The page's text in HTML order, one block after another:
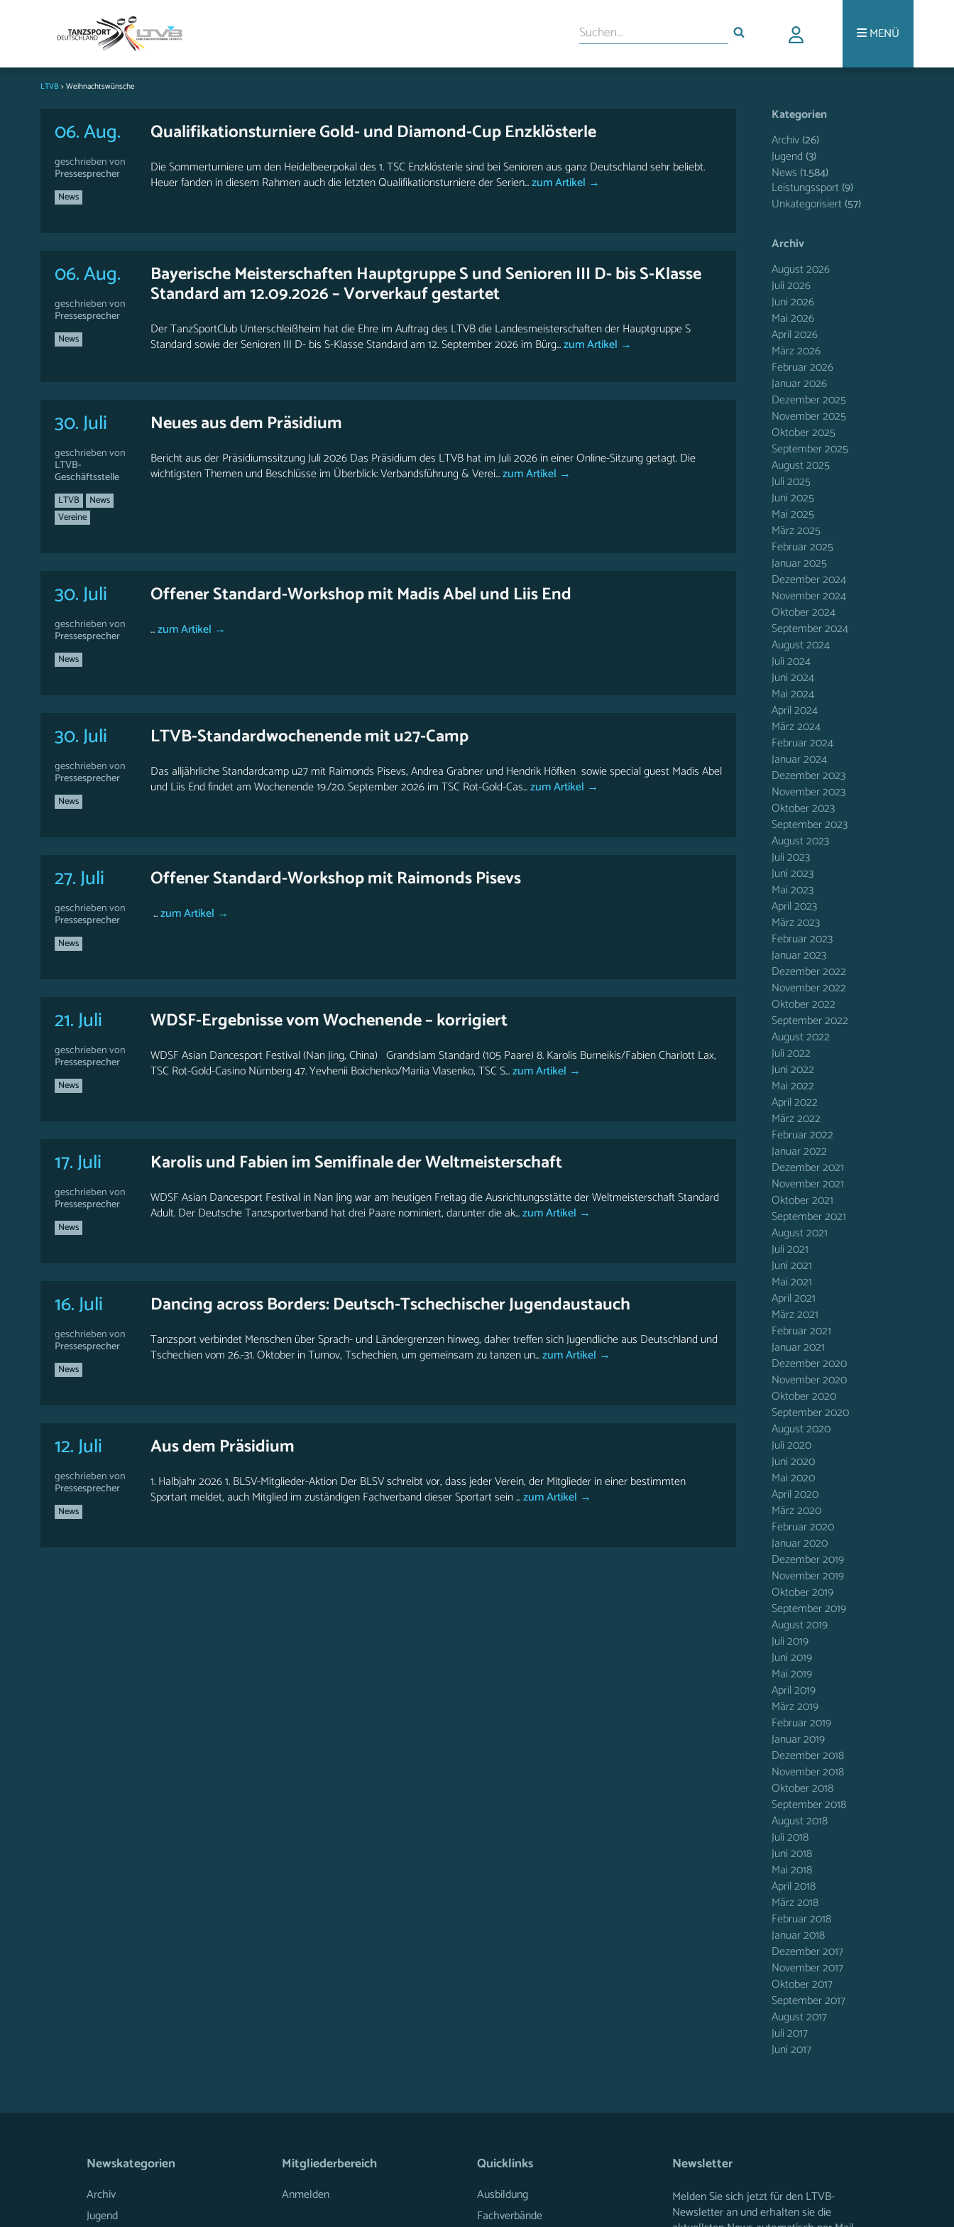
MENÜ
LTVB>Weihnachtswünsche
06. Aug.
geschrieben von
Pressesprecher
News
Qualifikationsturniere Gold- und Diamond-Cup Enzklösterle
Die Sommerturniere um den Heidelbeerpokal des 1. TSC Enzklösterle sind bei Senioren aus ganz Deutschland sehr beliebt.
Heuer fanden in diesem Rahmen auch die letzten Qualifikationsturniere der Serien...zum Artikel →
06. Aug.
geschrieben von
Pressesprecher
News
Bayerische Meisterschaften Hauptgruppe S und Senioren III D- bis S-Klasse
Standard am 12.09.2026 – Vorverkauf gestartet
Der TanzSportClub Unterschleißheim hat die Ehre im Auftrag des LTVB die Landesmeisterschaften der Hauptgruppe S
Standard sowie der Senioren III D- bis S-Klasse Standard am 12. September 2026 im Bürg...zum Artikel →
30. Juli
geschrieben von
LTVB-
Geschäftsstelle
LTVB
News
Vereine
Neues aus dem Präsidium
Bericht aus der Präsidiumssitzung Juli 2026 Das Präsidium des LTVB hat im Juli 2026 in einer Online-Sitzung getagt. Die
wichtigsten Themen und Beschlüsse im Überblick: Verbandsführung & Verei...zum Artikel →
30. Juli
geschrieben von
Pressesprecher
News
Offener Standard-Workshop mit Madis Abel und Liis End
...zum Artikel →
30. Juli
geschrieben von
Pressesprecher
News
LTVB-Standardwochenende mit u27-Camp
Das alljährliche Standardcamp u27 mit Raimonds Pisevs, Andrea Grabner und Hendrik Höfken sowie special guest Madis Abel
und Liis End findet am Wochenende 19./20. September 2026 im TSC Rot-Gold-Cas...zum Artikel →
27. Juli
geschrieben von
Pressesprecher
News
Offener Standard-Workshop mit Raimonds Pisevs
...zum Artikel →
21. Juli
geschrieben von
Pressesprecher
News
WDSF-Ergebnisse vom Wochenende – korrigiert
WDSF Asian Dancesport Festival (Nan Jing, China) Grandslam Standard (105 Paare) 8. Karolis Burneikis/Fabien Charlott Lax,
TSC Rot-Gold-Casino Nürnberg 47. Yevhenii Boichenko/Mariia Vlasenko, TSC S...zum Artikel →
17. Juli
geschrieben von
Pressesprecher
News
Karolis und Fabien im Semifinale der Weltmeisterschaft
WDSF Asian Dancesport Festival in Nan Jing war am heutigen Freitag die Ausrichtungsstätte der Weltmeisterschaft Standard
Adult. Der Deutsche Tanzsportverband hat drei Paare nominiert, darunter die ak...zum Artikel →
16. Juli
geschrieben von
Pressesprecher
News
Dancing across Borders: Deutsch-Tschechischer Jugendaustauch
Tanzsport verbindet Menschen über Sprach- und Ländergrenzen hinweg, daher treffen sich Jugendliche aus Deutschland und
Tschechien vom 26.-31. Oktober in Turnov, Tschechien, um gemeinsam zu tanzen un...zum Artikel →
12. Juli
geschrieben von
Pressesprecher
News
Aus dem Präsidium
1. Halbjahr 2026 1. BLSV-Mitglieder-Aktion Der BLSV schreibt vor, dass jeder Verein, der Mitglieder in einer bestimmten
Sportart meldet, auch Mitglied im zuständigen Fachverband dieser Sportart sein ...zum Artikel →
Kategorien
Archiv(26)
Jugend (3)
News (1.584)
Leistungssport(9)
Unkategorisiert(57)
Archiv
August 2026
Juli 2026
Juni 2026
Mai 2026
April 2026
März 2026
Februar 2026
Januar 2026
Dezember 2025
November 2025
Oktober 2025
September 2025
August 2025
Juli 2025
Juni 2025
Mai 2025
März 2025
Februar 2025
Januar 2025
Dezember 2024
November 2024
Oktober 2024
September 2024
August 2024
Juli 2024
Juni 2024
Mai 2024
April 2024
März 2024
Februar 2024
Januar 2024
Dezember 2023
November 2023
Oktober 2023
September 2023
August 2023
Juli 2023
Juni 2023
Mai 2023
April 2023
März 2023
Februar 2023
Januar 2023
Dezember 2022
November 2022
Oktober 2022
September 2022
August 2022
Juli 2022
Juni 2022
Mai 2022
April 2022
März 2022
Februar 2022
Januar 2022
Dezember 2021
November 2021
Oktober 2021
September 2021
August 2021
Juli 2021
Juni 2021
Mai 2021
April 2021
März 2021
Februar 2021
Januar 2021
Dezember 2020
November 2020
Oktober 2020
September 2020
August 2020
Juli 2020
Juni 2020
Mai 2020
April 2020
März 2020
Februar 2020
Januar 2020
Dezember 2019
November 2019
Oktober 2019
September 2019
August 2019
Juli 2019
Juni 2019
Mai 2019
April 2019
März 2019
Februar 2019
Januar 2019
Dezember 2018
November 2018
Oktober 2018
September 2018
August 2018
Juli 2018
Juni 2018
Mai 2018
April 2018
März 2018
Februar 2018
Januar 2018
Dezember 2017
November 2017
Oktober 2017
September 2017
August 2017
Juli 2017
Juni 2017
Newskategorien
Archiv
Jugend
Mitgliederbereich
Anmelden
Quicklinks
Ausbildung
Fachverbände
Newsletter
Melden Sie sich jetzt für den LTVB-
Newsletter an und erhalten sie die